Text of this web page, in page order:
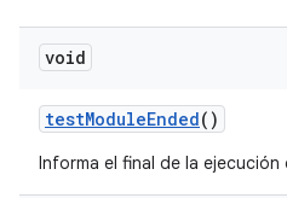
void
testModuleEnded()
Informa el final de la ejecución